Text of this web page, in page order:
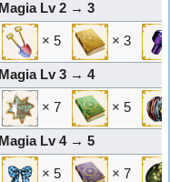
Magia Lv 2 → 3
× 5 × 3
Magia Lv 3 → 4
× 7 × 5
Magia Lv 4 → 5
× 5 × 7